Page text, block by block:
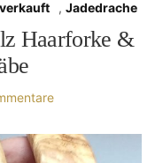
, Jadedrache
Haarforke &